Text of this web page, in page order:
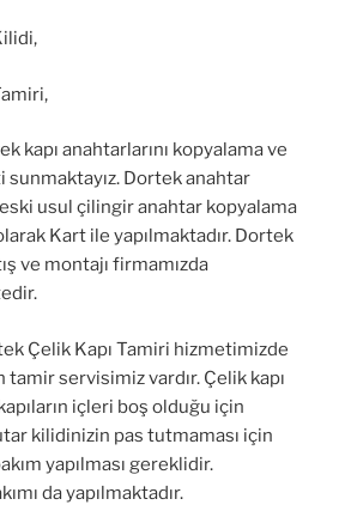
kapı anahtarlarını kopyalama ve
Dortek anahtar
usul çilingir anahtar kopyalama
Kart ile yapılmaktadır. Dortek
ve montajı firmamızda
Çelik Kapı Tamiri hizmetimizde
tamir servisimiz vardır. Çelik kapı
içleri boş olduğu için
kilidinizin pas tutmaması için
yapılması gereklidir.
da yapılmaktadır.